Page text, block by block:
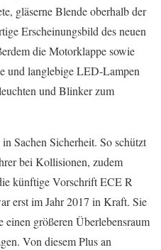
gläserne Blende oberhalb der
Erscheinungsbild des neuen
die Motorklappe sowie
und langlebige LED-Lampen
und Blinker zum
Sachen Sicherheit. So schützt
bei Kollisionen, zudem
künftige Vorschrift ECE R
erst im Jahr 2017 in Kraft. Sie
größeren Überlebensraum
Von diesem Plus an